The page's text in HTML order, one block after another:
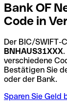
Bank OF
Code in
Der BIC/SWIFT-
BNHAUS31XXX
verschiedene
Bestätigen Sie
oder der Bank.
Sparen Sie Geld